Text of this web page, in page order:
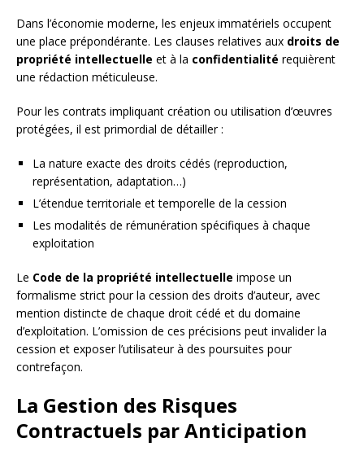
Dans l’économie moderne, les enjeux immatériels occupent
une place prépondérante. Les clauses relatives aux droits de
propriété intellectuelle et à la confidentialité requièrent
une rédaction méticuleuse.
Pour les contrats impliquant création ou utilisation d’œuvres
protégées, il est primordial de détailler :
La nature exacte des droits cédés (reproduction,
représentation, adaptation…)
L’étendue territoriale et temporelle de la cession
Les modalités de rémunération spécifiques à chaque
exploitation
Le Code de la propriété intellectuelle impose un
formalisme strict pour la cession des droits d’auteur, avec
mention distincte de chaque droit cédé et du domaine
d’exploitation. L’omission de ces précisions peut invalider la
cession et exposer l’utilisateur à des poursuites pour
contrefaçon.
La Gestion des Risques
Contractuels par Anticipation